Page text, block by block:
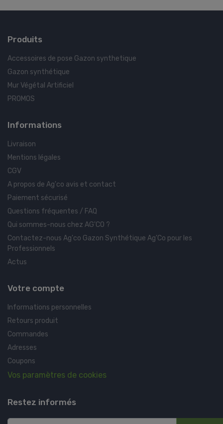
Produits
Accessoires de pose Gazon synthetique
Gazon synthétique
Mur Végétal Artificiel
PROMOS
Informations
Livraison
Mentions légales
CGV
A propos de Ag'co avis et contact
Paiement sécurisé
Questions fréquentes / FAQ
Qui sommes-nous chez AG'CO ?
Contactez-nous Ag'co Gazon Synthétique Ag'Co pour les
Professionnels
Actus
Votre compte
Informations personnelles
Retours produit
Commandes
Adresses
Coupons
Vos paramètres de cookies
Restez informés